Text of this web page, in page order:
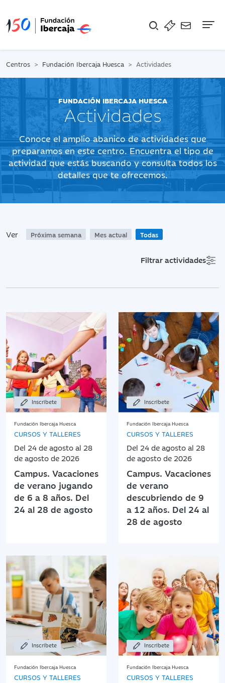
Centros Fundación Ibercaja Huesca Actividades
FUNDACIÓN IBERCAJA HUESCA
Actividades
Conoce el amplio abanico de actividades que
preparamos en este centro. Encuentra el tipo de
actividad que estás buscando y consulta todos los
detalles que te ofrecemos.
Ver Próxima semana Mes actual Todas
Filtrar actividades
Inscríbete
Fundación Ibercaja Huesca
CURSOS Y TALLERES
Del 24 de agosto al 28
de agosto de 2026
Campus. Vacaciones
de verano jugando
de 6 a 8 años. Del
24 al 28 de agosto
Inscríbete
Fundación Ibercaja Huesca
CURSOS Y TALLERES
Del 24 de agosto al 28
de agosto de 2026
Campus. Vacaciones
de verano
descubriendo de 9
a 12 años. Del 24 al
28 de agosto
Inscríbete
Fundación Ibercaja Huesca
CURSOS Y TALLERES
Inscríbete
Fundación Ibercaja Huesca
CURSOS Y TALLERES